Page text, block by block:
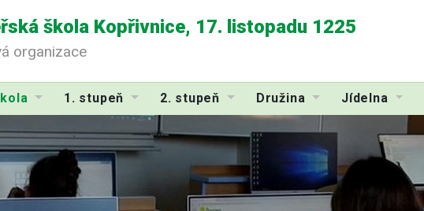
škola Kopřivnice, 17. listopadu 1225
organizace
1. stupeň 2. stupeň Družina Jídelna